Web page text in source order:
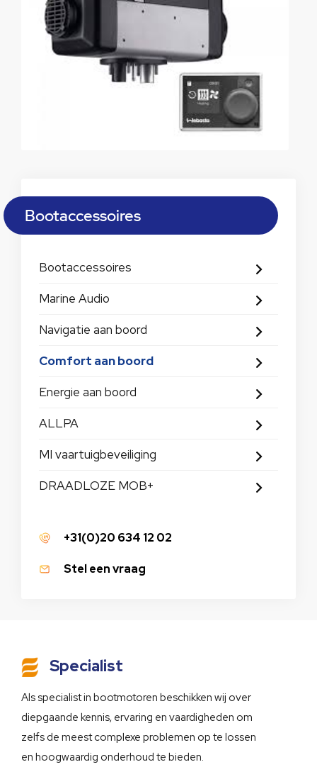
Bootaccessoires
Bootaccessoires
Marine Audio
Navigatie aan boord
Comfort aan boord
Energie aan boord
ALLPA
MI vaartuigbeveiliging
DRAADLOZE MOB+
+31(0)20 634 12 02
Stel een vraag
Specialist
Als specialist in bootmotoren beschikken wij over
diepgaande kennis, ervaring en vaardigheden om
zelfs de meest complexe problemen op te lossen
en hoogwaardig onderhoud te bieden.